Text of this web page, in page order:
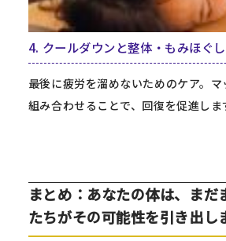
4. クールダウンと整体・もみほぐし
最後に疲労を溜めないためのケア。
組み合わせることで、回復を促進しま
まとめ：あなたの体は、まだ
たちがその可能性を引き出し